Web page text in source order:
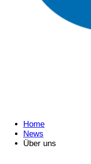
Home
News
Über uns